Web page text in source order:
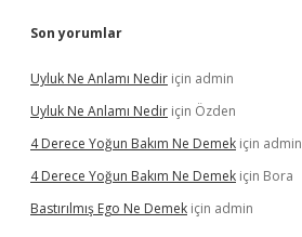
Son yorumlar
Uyluk Ne Anlamı Nedir için admin
Uyluk Ne Anlamı Nedir için Özden
4 Derece Yoğun Bakım Ne Demek için admin
4 Derece Yoğun Bakım Ne Demek için Bora
Bastırılmış Ego Ne Demek için admin